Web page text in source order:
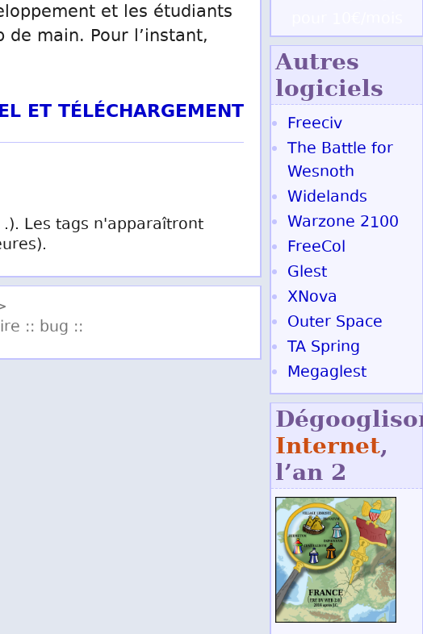
et les étudiants
main. Pour l’instant,
ET TÉLÉCHARGEMENT
Les tags n'apparaîtront
:: bug ::
Autres
logiciels
Freeciv
The Battle for
Wesnoth
Widelands
Warzone 2100
FreeCol
Glest
XNova
Outer Space
TA Spring
Megaglest
Internet,
l’an 2